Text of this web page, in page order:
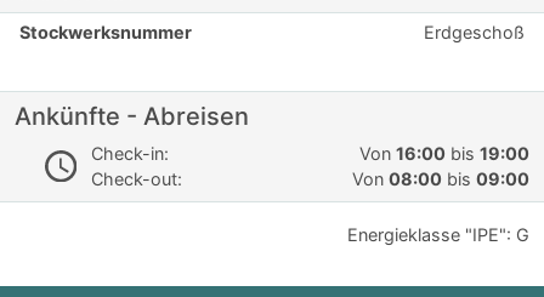
Stockwerksnummer
Erdgeschoß
Ankünfte - Abreisen
Check-in: Von 16:00 bis 19:00
Check-out:
Von 08:00 bis 09:00
Energieklasse "IPE": G